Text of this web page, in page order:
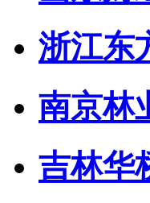
浙江东
南京林
吉林华